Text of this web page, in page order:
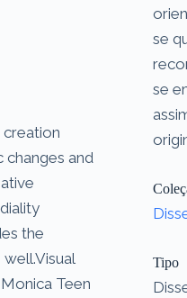
creation
and
the
Teen
se
se
Tipo